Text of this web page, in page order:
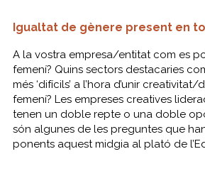
Igualtat de gènere present en
A la vostra empresa/entitat com es
femení? Quins sectors destacaries
més ‘difícils’ a l’hora d’unir
femení? Les empreses creatives
tenen un doble repte o una doble
són algunes de les preguntes que
ponents aquest midgia al plató de